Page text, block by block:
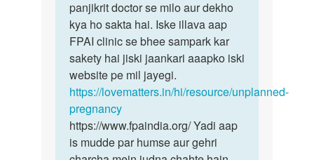
(viry)
से
पहले
by
Amit
kumar
singh
panjikrit doctor se milo aur dekho
kya ho sakta hai. Iske illava aap
FPAI clinic se bhee sampark kar
sakety hai jiski jaankari aaapko iski
website pe mil jayegi.
https://lovematters.in/hi/resource/unplanned-
pregnancy
https://www.fpaindia.org/ Yadi aap
is mudde par humse aur gehri